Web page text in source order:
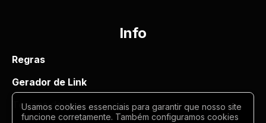
Info
Regras
Gerador de Link
Termos de uso
Usamos cookies essenciais para garantir que nosso site
funcione corretamente. Também configuramos cookies